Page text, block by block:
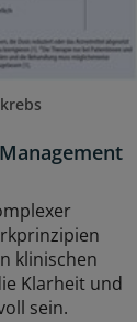
klinischen
Klarheit und
sein.